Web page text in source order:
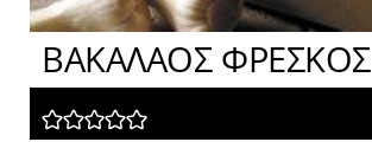
ΒΑΚΑΛΑΟΣ ΦΡΕΣΚΟΣ